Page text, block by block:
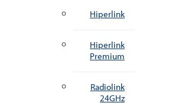
Hiperlink
Hiperlink
Premium
Radiolink
24GHz